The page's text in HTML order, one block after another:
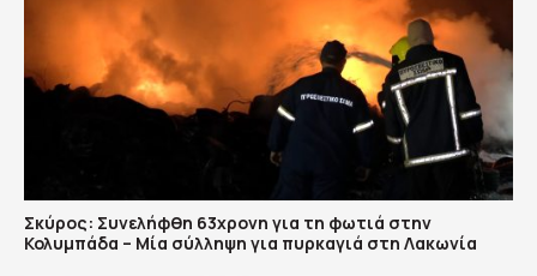
Σκύρος: Συνελήφθη 63χρονη για τη φωτιά στην
Κολυμπάδα – Μία σύλληψη για πυρκαγιά στη Λακωνία